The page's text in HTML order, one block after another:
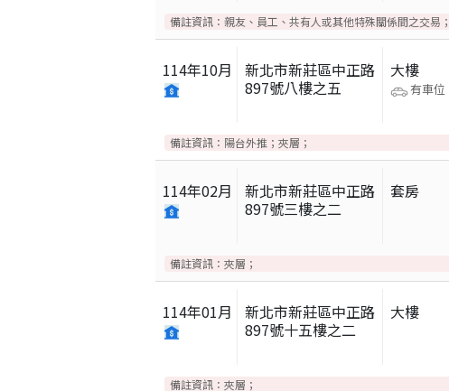
備註資訊： 親友、員工、共有人或其他特殊關係間之交易；
114年10月
新北市新莊區中正路
897號八樓之五
大樓
有車位
備註資訊： 陽台外推；夾層；
114年02月
新北市新莊區中正路
897號三樓之二
套房
備註資訊： 夾層；
114年01月
新北市新莊區中正路
897號十五樓之二
大樓
備註資訊： 夾層；